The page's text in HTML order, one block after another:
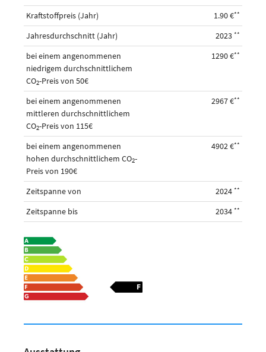
Kraftstoffpreis (Jahr)
1.90 €**
Jahresdurchschnitt (Jahr) 2023 **
bei einem angenommenen
niedrigem durchschnittlichem
CO2-Preis von 50€
1290 €**
bei einem angenommenen
mittleren durchschnittlichem
CO2-Preis von 115€
2967 €**
bei einem angenommenen
hohen durchschnittlichem CO2-
Preis von 190€
4902 €**
Zeitspanne von 2024 **
Zeitspanne bis 2034 **